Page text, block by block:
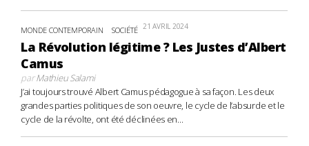
MONDE CONTEMPORAIN SOCIÉTÉ 21 AVRIL 2024
La Révolution légitime ? Les Justes d’Albert
Camus
parMathieu Salami
J’ai toujours trouvé Albert Camus pédagogue à sa façon. Les deux
grandes parties politiques de son oeuvre, le cycle de l’absurde et le
cycle de la révolte, ont été déclinées en...